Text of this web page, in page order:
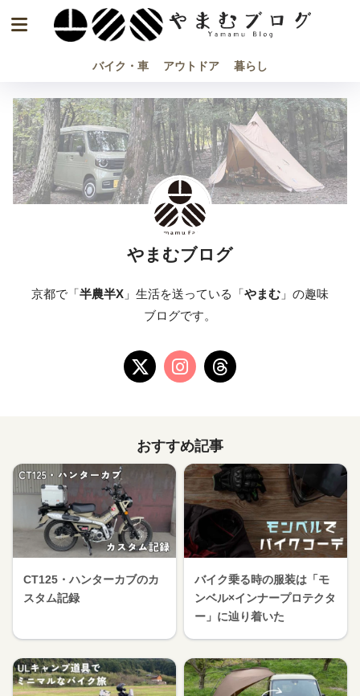
バイク・車 アウトドア 暮らし
やまむブログ
京都で「半農半X 」生活を送っている「やまむ 」の趣味
ブログです。
おすすめ記事
CT125・ハンターカブのカ
スタム記録
バイク乗る時の服装は「モ
ンベル×インナープロテクタ
ー」に辿り着いた